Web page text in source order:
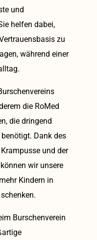
und
helfen dabei,
zu
während einer
die RoMed
die dringend
Dank des
und der
wir unsere
Kindern in
Burschenverein